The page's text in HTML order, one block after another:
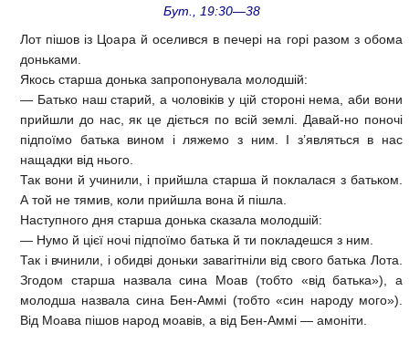
Бут., 19:30—38
Лот пішов із Цоара й оселився в печері на горі разом з обома
доньками.
Якось старша донька запропонувала молодшій:
— Батько наш старий, а чоловіків у цій стороні нема, аби вони
прийшли до нас, як це діється по всій землі. Давай-но поночі
підпоїмо батька вином і ляжемо з ним. І з’являться в нас
нащадки від нього.
Так вони й учинили, і прийшла старша й поклалася з батьком.
А той не тямив, коли прийшла вона й пішла.
Наступного дня старша донька сказала молодшій:
— Нумо й цієї ночі підпоїмо батька й ти покладешся з ним.
Так і вчинили, і обидві доньки завагітніли від свого батька Лота.
Згодом старша назвала сина Моав (тобто «від батька»), а
молодша назвала сина Бен-Аммі (тобто «син народу мого»).
Від Моава пішов народ моавів, а від Бен-Аммі — амоніти.